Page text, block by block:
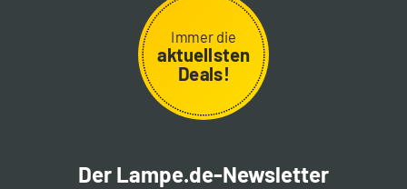
Immer die
aktuellsten
Deals!
Der Lampe.de-Newsletter